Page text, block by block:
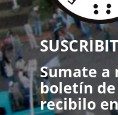
Sumate a
boletín
recibilo